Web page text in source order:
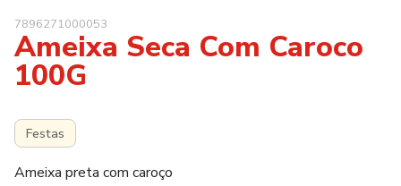
7896271000053
Ameixa Seca Com Caroco
100G
Festas
Ameixa preta com caroço